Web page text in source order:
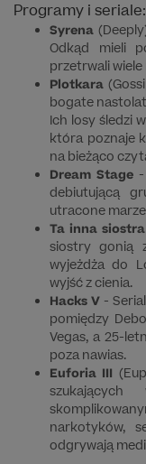
Programy i seriale:
Syrena
Odkąd mieli
przetrwali
Plotkara
bogate
Ich losy śledzi
która poznaje
na bieżąco
Dream Stage
debiutującą
utracone
Ta inna
siostry gonią
wyjeżdża do
wyjść z cienia.
Hacks V-
pomiędzy
Vegas, a 25-
poza nawias.
Euforia III
narkotyków,
odgrywają